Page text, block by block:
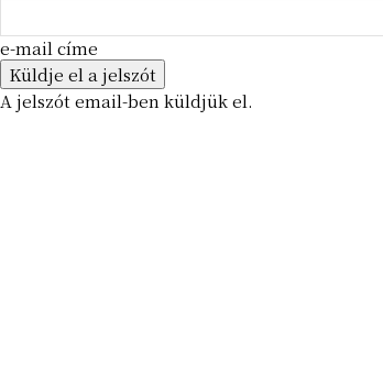
e-mail címe
A jelszót email-ben küldjük el.